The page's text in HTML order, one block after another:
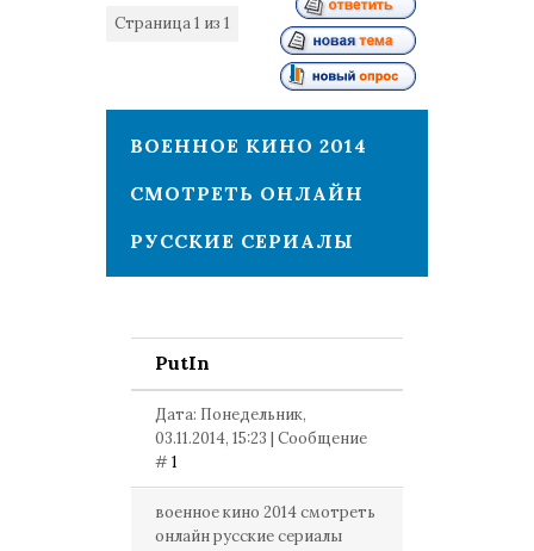
Страница1 из 1
ВОЕННОЕ КИНО 2014
СМОТРЕТЬ ОНЛАЙН
РУССКИЕ СЕРИАЛЫ
PutIn
Дата: Понедельник,
03.11.2014, 15:23 | Сообщение
#1
военное кино 2014 смотреть
онлайн русские сериалы